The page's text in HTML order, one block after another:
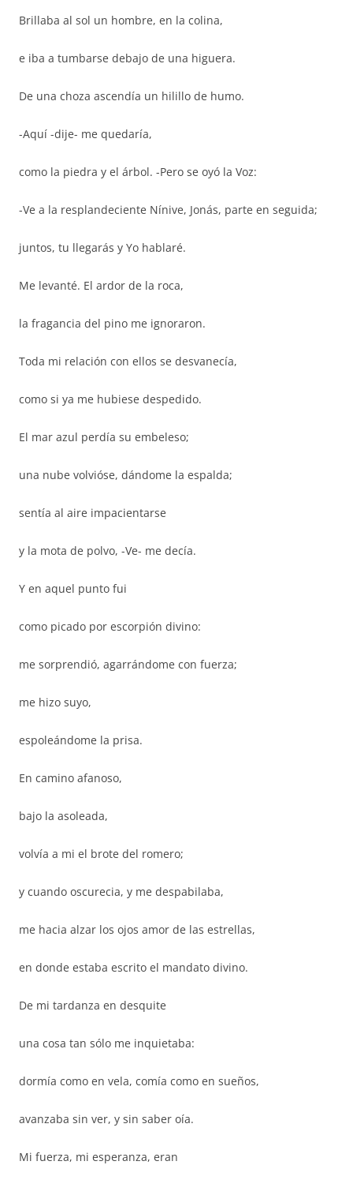
Brillaba al sol un hombre, en la colina,
e iba a tumbarse debajo de una higuera.
De una choza ascendía un hilillo de humo.
-Aquí -dije- me quedaría,
como la piedra y el árbol. -Pero se oyó la Voz:
-Ve a la resplandeciente Nínive, Jonás, parte en seguida;
juntos, tu llegarás y Yo hablaré.
Me levanté. El ardor de la roca,
la fragancia del pino me ignoraron.
Toda mi relación con ellos se desvanecía,
como si ya me hubiese despedido.
El mar azul perdía su embeleso;
una nube volvióse, dándome la espalda;
sentía al aire impacientarse
y la mota de polvo, -Ve- me decía.
Y en aquel punto fui
como picado por escorpión divino:
me sorprendió, agarrándome con fuerza;
me hizo suyo,
espoleándome la prisa.
En camino afanoso,
bajo la asoleada,
volvía a mi el brote del romero;
y cuando oscurecia, y me despabilaba,
me hacia alzar los ojos amor de las estrellas,
en donde estaba escrito el mandato divino.
De mi tardanza en desquite
una cosa tan sólo me inquietaba:
dormía como en vela, comía como en sueños,
avanzaba sin ver, y sin saber oía.
Mi fuerza, mi esperanza, eran